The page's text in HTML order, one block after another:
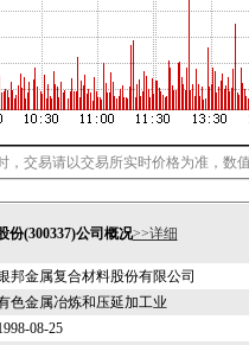
，交易请以交易所实时价格为准，数
份(300337)公司概况>>详细
邦金属复合材料股份有限公司
色金属冶炼和压延加工业
08-25